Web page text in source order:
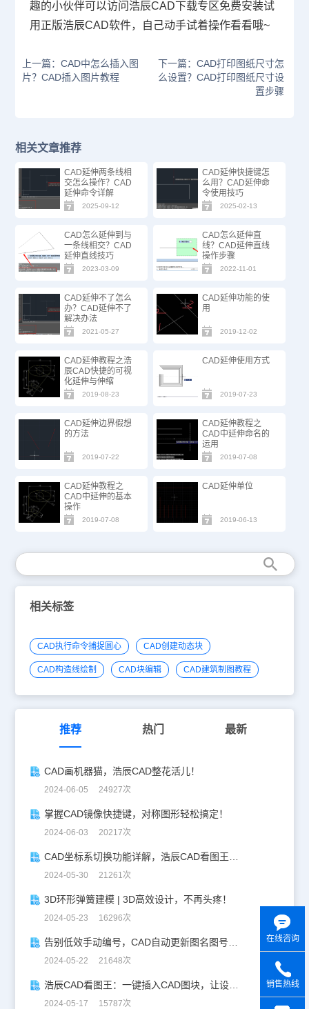
趣的小伙伴可以访问浩辰CAD下载专区免费安装试
用正版浩辰CAD软件，自己动手试着操作看看哦~
上一篇：CAD中怎么插入图
片？CAD插入图片教程
下一篇：CAD打印图纸尺寸怎
么设置？CAD打印图纸尺寸设
置步骤
相关文章推荐
CAD延伸两条线相
交怎么操作？CAD
延伸命令详解
2025-09-12
CAD延伸快捷键怎
么用？CAD延伸命
令使用技巧
2025-02-13
CAD怎么延伸到与
一条线相交？CAD
延伸直线技巧
2023-03-09
CAD怎么延伸直
线？CAD延伸直线
操作步骤
2022-11-01
CAD延伸不了怎么
办？CAD延伸不了
解决办法
2021-05-27
CAD延伸功能的使
用
2019-12-02
CAD延伸教程之浩
辰CAD快捷的可视
化延伸与伸缩
2019-08-23
CAD延伸使用方式
2019-07-23
CAD延伸边界假想
的方法
2019-07-22
CAD延伸教程之
CAD中延伸命名的
运用
2019-07-08
CAD延伸教程之
CAD中延伸的基本
操作
2019-07-08
CAD延伸单位
2019-06-13
相关标签
CAD执行命令捕捉圆心 CAD创建动态块
CAD构造线绘制 CAD块编辑 CAD建筑制图教程
推荐 热门 最新
CAD画机器猫，浩辰CAD整花活儿！
2024-06-05 24927次
掌握CAD镜像快捷键，对称图形轻松搞定！
2024-06-03 20217次
2024-05-30 21261次
3D环形弹簧建模 | 3D高效设计，不再头疼！
2024-05-23 16296次
2024-05-22 21648次
浩辰CAD看图王：一键插入CAD图块，让设计更高效！
2024-05-17 15787次
在线咨询
销售热线